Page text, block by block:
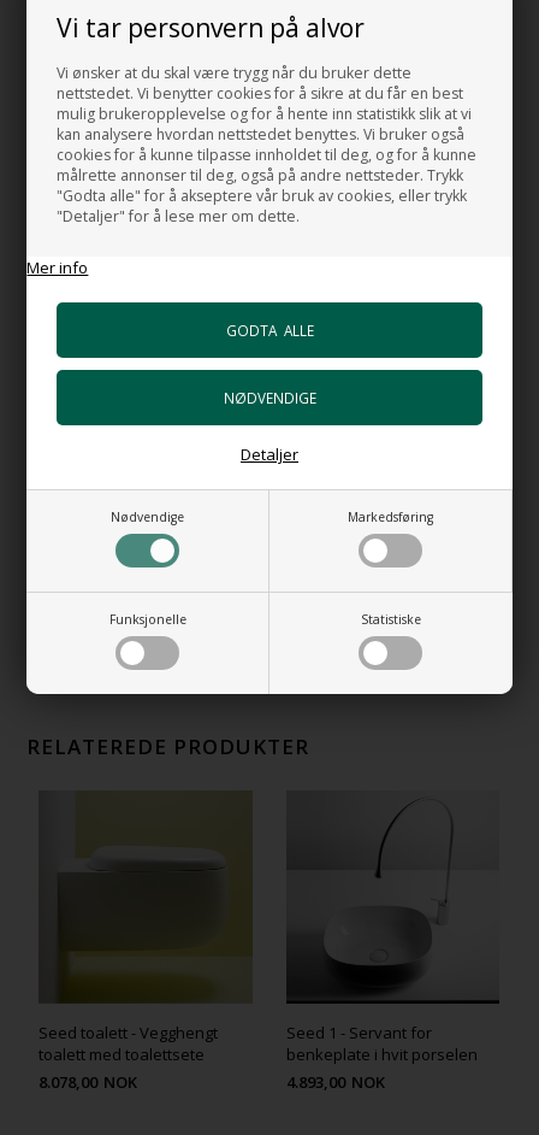
Vi tar personvern på alvor
Vi ønsker at du skal være trygg når du bruker dette
nettstedet. Vi benytter cookies for å sikre at du får en best
mulig brukeropplevelse og for å hente inn statistikk slik at vi
kan analysere hvordan nettstedet benyttes. Vi bruker også
cookies for å kunne tilpasse innholdet til deg, og for å kunne
målrette annonser til deg, også på andre nettsteder. Trykk
"Godta alle" for å akseptere vår bruk av cookies, eller trykk
"Detaljer" for å lese mer om dette.
Mer info
Nødvendige Markedsføring
Funksjonelle Statistiske
Detaljer
HUSK OGSÅ DISSE
Bunnventil free flow VA i matt hvid
porselen
+1.063,00 NOK
Gå til varen
+1.106,00 NOK
Gå til varen
Bunnventil Push i forkrommet messing
Gå til varen
Bunnventil Free Flow i i forkrommet
messing
+492,00 NOK
Gå til varen
RELATEREDE PRODUKTER
Seed toalett - Vegghengt
toalett med toalettsete
8.078,00 NOK
Seed 1 - Servant for
benkeplate i hvit porselen
4.893,00 NOK